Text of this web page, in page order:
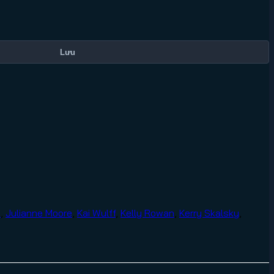
Lưu
Julianne Moore Kai Wulff, Kelly Rowan Kerry Skalsky